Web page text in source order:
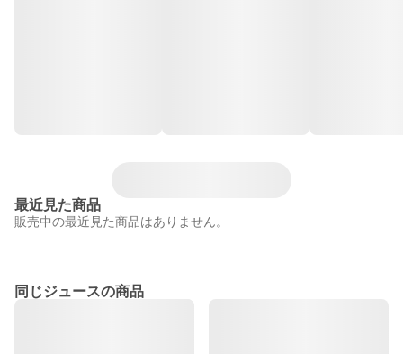
最近見た商品
販売中の最近見た商品はありません。
同じジュースの商品